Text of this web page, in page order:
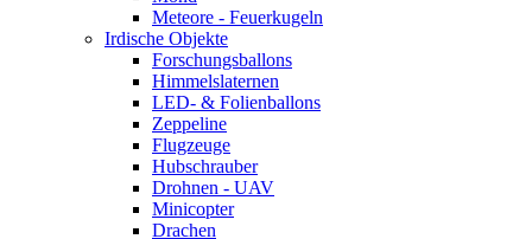
Meteore - Feuerkugeln
Irdische Objekte
Forschungsballons
Himmelslaternen
LED- & Folienballons
Zeppeline
Flugzeuge
Hubschrauber
Drohnen - UAV
Minicopter
Drachen